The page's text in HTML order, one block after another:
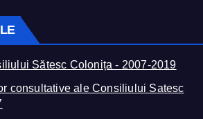
Sătesc Colonița - 2007-2019
consultative ale Consiliului Satesc